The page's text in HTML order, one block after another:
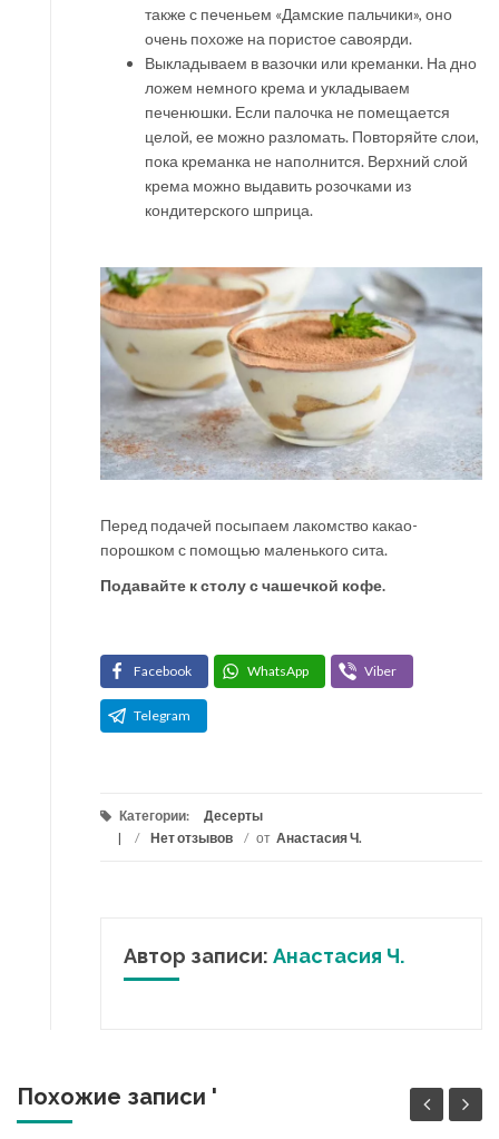
также с печеньем «Дамские пальчики», оно
очень похоже на пористое савоярди.
Выкладываем в вазочки или креманки. На дно
ложем немного крема и укладываем
печенюшки. Если палочка не помещается
целой, ее можно разломать. Повторяйте слои,
пока креманка не наполнится. Верхний слой
крема можно выдавить розочками из
кондитерского шприца.
Перед подачей посыпаем лакомство какао-
порошком с помощью маленького сита.
Подавайте к столу с чашечкой кофе.
Facebook WhatsApp Viber
Telegram
Категории:
Десерты
/
Нет отзывов / от Анастасия Ч.
Автор записи: Анастасия Ч.
Похожие записи '